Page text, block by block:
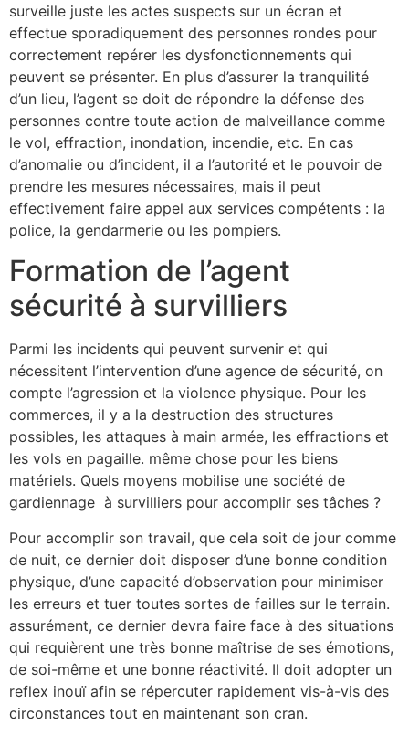
surveille juste les actes suspects sur un écran et
effectue sporadiquement des personnes rondes pour
correctement repérer les dysfonctionnements qui
peuvent se présenter. En plus d’assurer la tranquilité
d’un lieu, l’agent se doit de répondre la défense des
personnes contre toute action de malveillance comme
le vol, effraction, inondation, incendie, etc. En cas
d’anomalie ou d’incident, il a l’autorité et le pouvoir de
prendre les mesures nécessaires, mais il peut
effectivement faire appel aux services compétents : la
police, la gendarmerie ou les pompiers.
Formation de l’agent
sécurité à survilliers
Parmi les incidents qui peuvent survenir et qui
nécessitent l’intervention d’une agence de sécurité, on
compte l’agression et la violence physique. Pour les
commerces, il y a la destruction des structures
possibles, les attaques à main armée, les effractions et
les vols en pagaille. même chose pour les biens
matériels. Quels moyens mobilise une société de
gardiennage à survilliers pour accomplir ses tâches ?
Pour accomplir son travail, que cela soit de jour comme
de nuit, ce dernier doit disposer d’une bonne condition
physique, d’une capacité d’observation pour minimiser
les erreurs et tuer toutes sortes de failles sur le terrain.
assurément, ce dernier devra faire face à des situations
qui requièrent une très bonne maîtrise de ses émotions,
de soi-même et une bonne réactivité. Il doit adopter un
reflex inouï afin se répercuter rapidement vis-à-vis des
circonstances tout en maintenant son cran.